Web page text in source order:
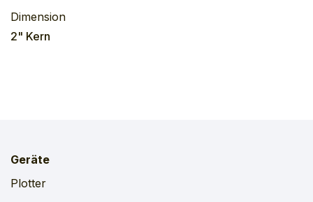
Dimension
2" Kern
Geräte
Plotter